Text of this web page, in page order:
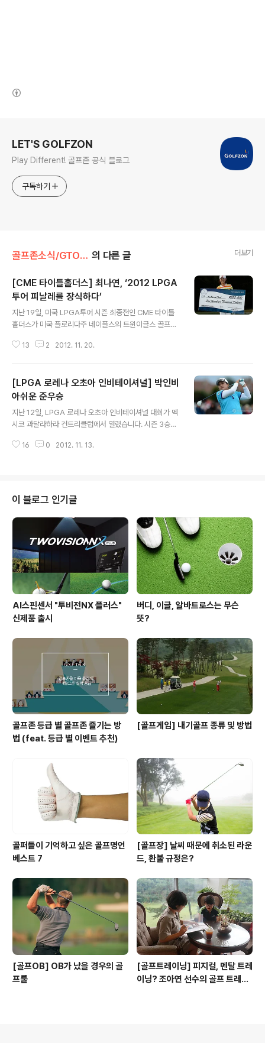
LET'S GOLFZON
Play Different! 골프존 공식 블로그
구독하기
골프존소식/GTOUR 의 다른 글 더보기
[CME 타이틀홀더스] 최나연, ‘2012 LPGA
투어 피날레를 장식하다’
지난 19일, 미국 LPGA투어 시즌 최종전인 CME 타이틀
홀더스가 미국 플로리다주 네이플스의 트윈이글스 골프클
보였던 올 시즌 LPGA 투어! 이번 시즌 마지막 대회 역시
는지 한 번 돌아볼까요? ^0^ '얼짱골퍼' 최나연 선수가 지
난 7월 US 여자오픈에 이어 LPGA 투어의 왕중왕전이라
고 할 수 있는 CME 타이틀홀더스에서 올 시즌 2번 째 우
승을 차지했습니다~! ^^ 최나연 선수가 우승한 두 경기 모
분인지 최나연 선수는 2번의 우승만으로 자신의 시즌 상금
13 2 2012. 11. 20.
[LPGA 로레나 오초아 인비테이셔널] 박인비
아쉬운 준우승
지난 12일, LPGA 로레나 오초아 인비테이셔널 대회가 멕
시코 과달라하라 컨트리클럽에서 열렸습니다. 시즌 3승에
록하며 안타깝게도 준우승에 머물렀다고 하는데요, 이번
달성이 유력해 보였지요! +_+ 하지만 긴장을 늦췄던 탓일
까요? 박인비 선수는 우승을 코앞에 둔 마지막 4라운드에
서 가장 부진한 모습을 보이고 말았답니다. ㅠ.ㅠ 마지막 라
운드 4번 홀까지 파 행진을 이어가던 박인비 선수는 5번
홀과 6번 홀에서 잇따라 보기를 범하며 급격히 흔들리는
모습을 보였답니다. 다행히 7번 홀과..
16 0 2012. 11. 13.
이 블로그 인기글
AI스핀센서 "투비전NX 플러스"
신제품 출시
버디, 이글, 알바트로스는 무슨
뜻?
골프존 등급 별 골프존 즐기는 방
법 (feat. 등급 별 이벤트 추천)
[골프게임] 내기골프 종류 및 방법
골퍼들이 기억하고 싶은 골프명언
베스트 7
[골프장] 날씨 때문에 취소된 라운
드, 환불 규정은?
[골프OB] OB가 났을 경우의 골
프룰
[골프트레이닝] 피지컬, 멘탈 트레
이닝? 조아연 선수의 골프 트레이